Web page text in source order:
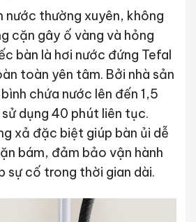
nước thường xuyên, không
cặn gây ố vàng và hỏng
bàn là hơi nước đứng Tefal
toàn yên tâm. Bởi nhà sản
chứa nước lên đến 1,5
dụng 40 phút liên tục.
xả đặc biệt giúp bàn ủi dễ
bám, đảm bảo vận hành
sự cố trong thời gian dài.